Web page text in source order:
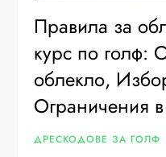
Правила за
курс по голф:
облекло,
Ограничения в
ДРЕСКОДОВЕ ЗА ГОЛФ